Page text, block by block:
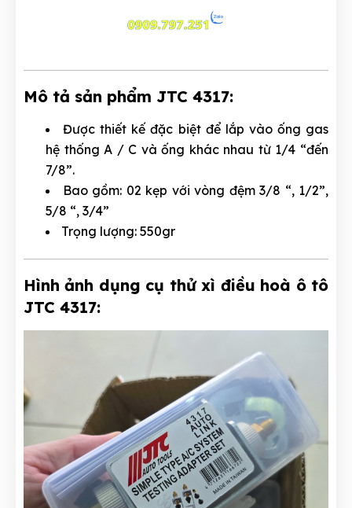
Mô tả sản phẩm JTC 4317:
Được thiết kế đặc biệt để lắp vào ống gas
hệ thống A / C và ống khác nhau từ 1/4 “đến
7/8”.
Bao gồm: 02 kẹp với vòng đệm 3/8 “, 1/2”,
5/8 “, 3/4”
Trọng lượng: 550gr
Hình ảnh dụng cụ thử xì điều hoà ô tô
JTC 4317: